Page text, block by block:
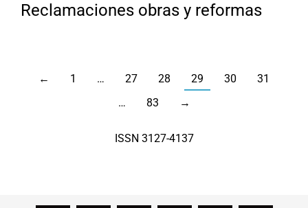
Reclamaciones obras y reformas
← 1 … 27 28 29 30
31
…
83 →
ISSN 3127-4137